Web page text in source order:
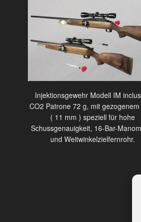
Injektionsgewehr Modell IM
CO2 Patrone 72 g, mit
( 11 mm ) speziell für hohe
Schussgenauigkeit, 16-Bar-
und Weitwinkelzielfernrohr.